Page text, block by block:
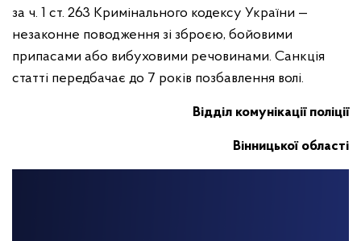
за ч. 1 ст. 263 Кримінального кодексу України —
незаконне поводження зі зброєю, бойовими
припасами або вибуховими речовинами. Санкція
статті передбачає до 7 років позбавлення волі.
Відділ комунікації поліції
Вінницької області